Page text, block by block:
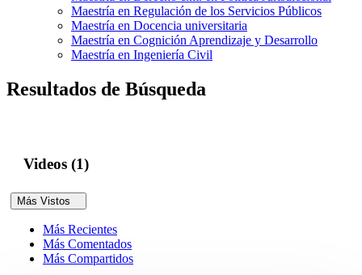
Maestría en Regulación de los Servicios Públicos
Maestría en Docencia universitaria
Maestría en Cognición Aprendizaje y Desarrollo
Maestría en Ingeniería Civil
Resultados de Búsqueda
Videos (1)
Más Vistos
Más Recientes
Más Comentados
Más Compartidos